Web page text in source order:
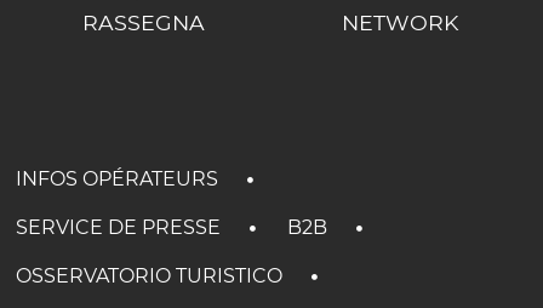
RASSEGNA NETWORK
INFOS OPÉRATEURS
SERVICE DE PRESSE B2B
OSSERVATORIO TURISTICO